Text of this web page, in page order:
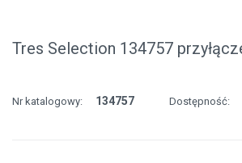
Tres Selection 134757
Nr katalogowy: 134757 Dostępność: